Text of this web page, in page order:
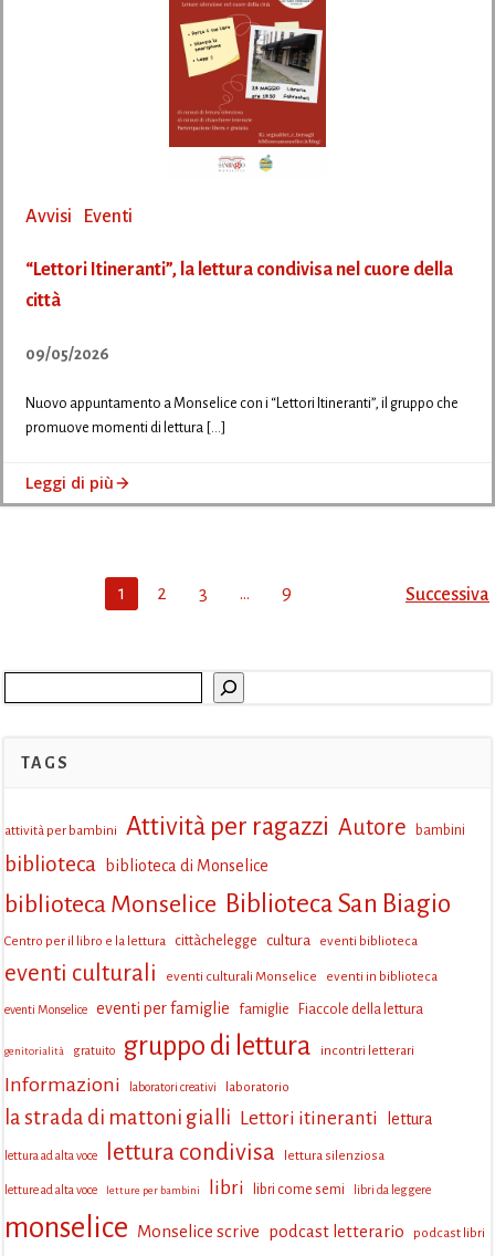
Avvisi Eventi
“Lettori Itineranti”, la lettura condivisa nel cuore della
città
09/05/2026
Nuovo appuntamento a Monselice con i “Lettori Itineranti”, il gruppo che
promuove momenti di lettura […]
Leggi di più
Posts
Page
1 Page
2 Page
3 … Page
9
Posts
Successiva
TAGS
attività per bambini Attività per ragazzi Autore bambini
biblioteca biblioteca di Monselice
biblioteca Monselice Biblioteca San Biagio
Centro per il libro e la lettura cittàchelegge cultura eventi biblioteca
eventi culturali eventi culturali Monselice eventi in biblioteca
eventi Monselice eventi per famiglie famiglie Fiaccole della lettura
genitorialità gratuito gruppo di lettura incontri letterari
Informazioni laboratori creativi laboratorio
la strada di mattoni gialli Lettori itineranti lettura
lettura ad alta voce lettura condivisa lettura silenziosa
letture ad alta voce letture per bambini libri libri come semi libri da leggere
monselice Monselice scrive podcast letterario podcast libri